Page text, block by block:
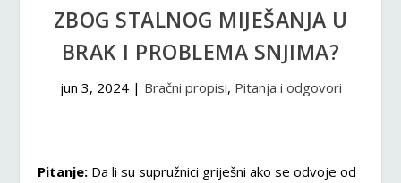
ZBOG STALNOG MIJEŠANJA U
BRAK I PROBLEMA SNJIMA?
jun 3, 2024| Bračni propisi, Pitanja i odgovori
Pitanje: Da li su supružnici griješni ako se odvoje od